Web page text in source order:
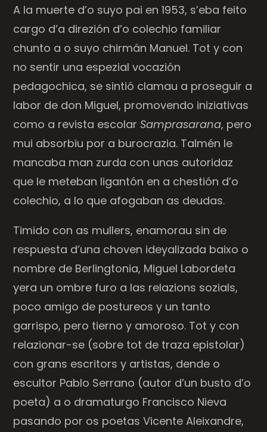
A la muerte d’o suyo pai en 1953, s’eba feito
cargo d’a direzión d’o colechio familiar
chunto a o suyo chirmán Manuel. Tot y con
no sentir una espezial vocazión
pedagochica, se sintió clamau a proseguir a
labor de don Miguel, promovendo iniziativas
como a revista escolar Samprasarana, pero
mui absorbiu por a burocrazia. Talmén le
mancaba man zurda con unas autoridaz
que le meteban ligantón en a chestión d’o
colechio, a lo que afogaban as deudas.
Timido con as mullers, enamorau sin de
respuesta d’una choven ideyalizada baixo o
nombre de Berlingtonia, Miguel Labordeta
yera un ombre furo a las relazions sozials,
poco amigo de postureos y un tanto
garrispo, pero tierno y amoroso. Tot y con
relazionar-se (sobre tot de traza epistolar)
con grans escritors y artistas, dende o
escultor Pablo Serrano (autor d’un busto d’o
poeta) a o dramaturgo Francisco Nieva
pasando por os poetas Vicente Aleixandre,